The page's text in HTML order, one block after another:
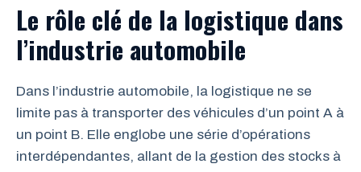
Le rôle clé de la logistique dans
l’industrie automobile
Dans l’industrie automobile, la logistique ne se
limite pas à transporter des véhicules d’un point A à
un point B. Elle englobe une série d’opérations
interdépendantes, allant de la gestion des stocks à